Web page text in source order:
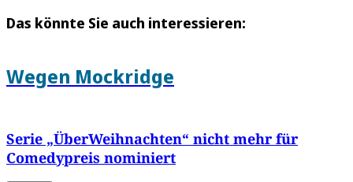
Das könnte Sie auch interessieren:
Wegen Mockridge
Serie „ÜberWeihnachten“ nicht mehr für
Comedypreis nominiert